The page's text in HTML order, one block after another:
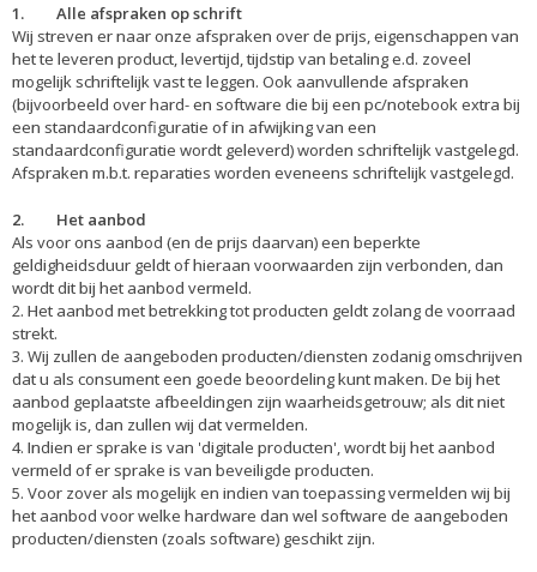
1. Alle afspraken op schrift
Wij streven er naar onze afspraken over de prijs, eigenschappen van
het te leveren product, levertijd, tijdstip van betaling e.d. zoveel
mogelijk schriftelijk vast te leggen. Ook aanvullende afspraken
(bijvoorbeeld over hard- en software die bij een pc/notebook extra bij
een standaardconfiguratie of in afwijking van een
standaardconfiguratie wordt geleverd) worden schriftelijk vastgelegd.
Afspraken m.b.t. reparaties worden eveneens schriftelijk vastgelegd.
2. Het aanbod
Als voor ons aanbod (en de prijs daarvan) een beperkte
geldigheidsduur geldt of hieraan voorwaarden zijn verbonden, dan
wordt dit bij het aanbod vermeld.
2. Het aanbod met betrekking tot producten geldt zolang de voorraad
strekt.
3. Wij zullen de aangeboden producten/diensten zodanig omschrijven
dat u als consument een goede beoordeling kunt maken. De bij het
aanbod geplaatste afbeeldingen zijn waarheidsgetrouw; als dit niet
mogelijk is, dan zullen wij dat vermelden.
4. Indien er sprake is van 'digitale producten', wordt bij het aanbod
vermeld of er sprake is van beveiligde producten.
5. Voor zover als mogelijk en indien van toepassing vermelden wij bij
het aanbod voor welke hardware dan wel software de aangeboden
producten/diensten (zoals software) geschikt zijn.